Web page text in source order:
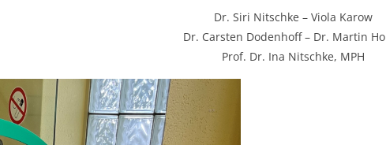
Dr. Siri Nitschke – Viola Karow
Dr. Carsten Dodenhoff – Dr. Martin
Prof. Dr. Ina Nitschke, MPH